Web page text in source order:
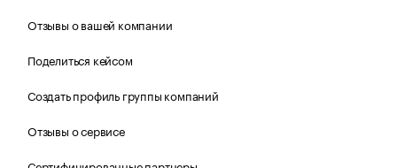
Отзывы о вашей компании
Поделиться кейсом
Создать профиль группы компаний
Отзывы о сервисе